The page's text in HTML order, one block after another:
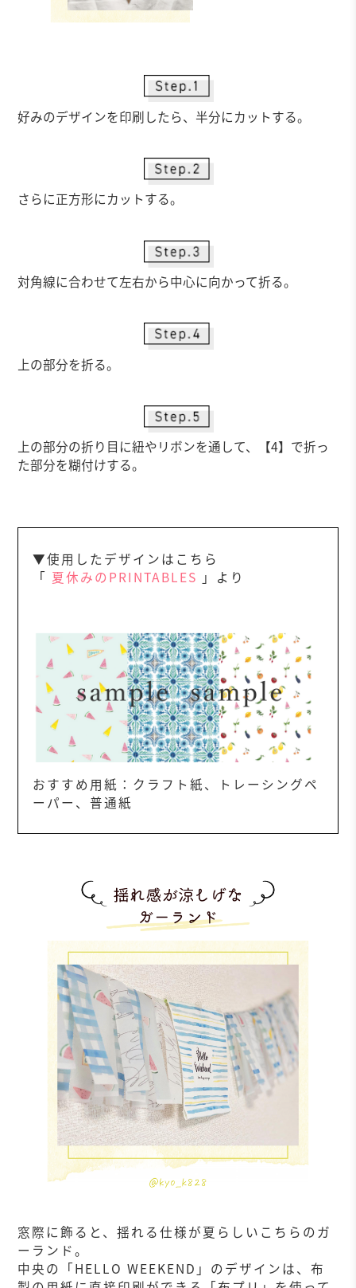
好みのデザインを印刷したら、半分にカットする。
さらに正方形にカットする。
対角線に合わせて左右から中心に向かって折る。
上の部分を折る。
上の部分の折り目に紐やリボンを通して、【4】で折っ
た部分を糊付けする。
▼使用したデザインはこちら
「 夏休みのPRINTABLES 」より
おすすめ用紙：クラフト紙、トレーシングペ
ーパー、普通紙
窓際に飾ると、揺れる仕様が夏らしいこちらのガ
ーランド。
中央の「HELLO WEEKEND」のデザインは、布